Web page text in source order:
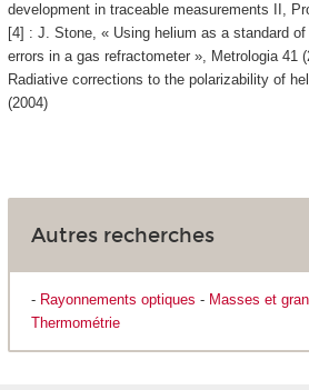
development in traceable measurements II,
[4] : J. Stone, « Using helium as a standard
errors in a gas refractometer », Metrologia 41
Radiative corrections to the polarizability of
(2004)
Autres recherches
- Rayonnements optiques - Masses et
Thermométrie